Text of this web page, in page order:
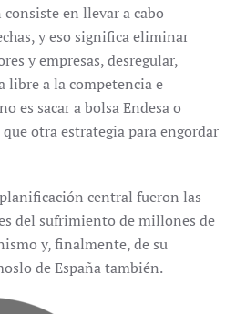
en llevar a cabo
y eso significa eliminar
y empresas, desregular,
libre a la competencia e
es sacar a bolsa Endesa o
otra estrategia para engordar
central fueron las
del sufrimiento de millones de
y, finalmente, de su
de España también.